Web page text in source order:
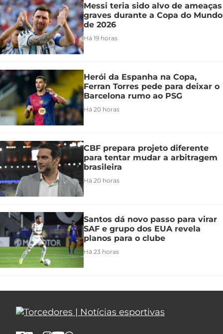
Messi teria sido alvo de ameaças
graves durante a Copa do Mundo
de 2026
Há 19 horas
Herói da Espanha na Copa,
Ferran Torres pede para deixar o
Barcelona rumo ao PSG
Há 20 horas
CBF prepara projeto diferente
para tentar mudar a arbitragem
brasileira
Há 20 horas
Santos dá novo passo para virar
SAF e grupo dos EUA revela
planos para o clube
Há 23 horas